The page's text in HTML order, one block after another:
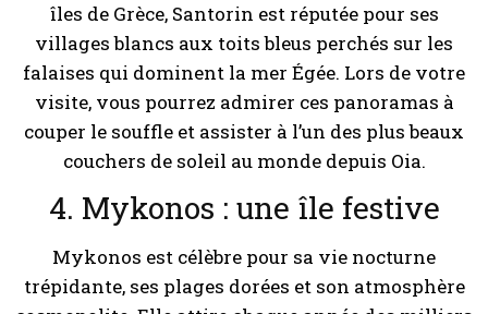
îles de Grèce, Santorin est réputée pour ses
villages blancs aux toits bleus perchés sur les
falaises qui dominent la mer Égée. Lors de votre
visite, vous pourrez admirer ces panoramas à
couper le souffle et assister à l’un des plus beaux
couchers de soleil au monde depuis Oia.
4. Mykonos : une île festive
Mykonos est célèbre pour sa vie nocturne
trépidante, ses plages dorées et son atmosphère